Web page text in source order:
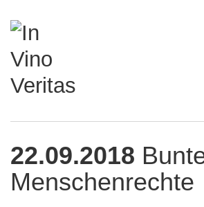
22.09.2018
Menschenrechte